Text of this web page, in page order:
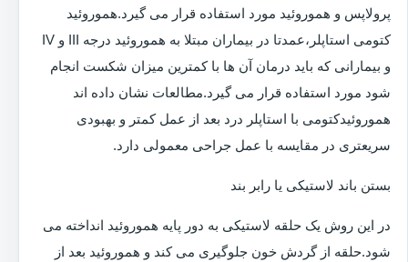
پرولاپس و هموروئید مورد استفاده قرار می گیرد.هموروئید
کتومی استاپلر،عمدتا در بیماران مبتلا به هموروئید درجه III و IV
و بیمارانی که باید درمان آن ها با کمترین میزان شکست انجام
شود مورد استفاده قرار می گیرد.مطالعات نشان داده اند
هموروئیدکتومی با استاپلر درد بعد از عمل کمتر و بهبودی
سریعتری در مقایسه با عمل جراحی معمولی دارد.
بستن باند لاستیکی یا رابر بند
در این روش یک حلقه لاستیکی به دور پایه هموروئید انداخته می
شود.حلقه از گردش خون جلوگیری می کند و هموروئید بعد از